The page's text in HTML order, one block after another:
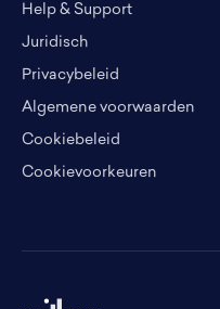
Help & Support
Juridisch
Privacybeleid
Algemene voorwaarden
Cookiebeleid
Cookievoorkeuren